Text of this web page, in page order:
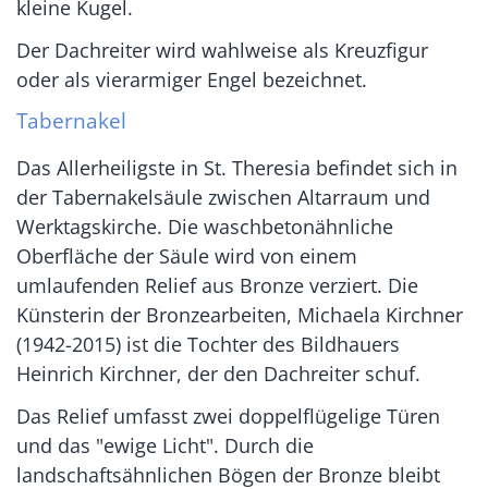
kleine Kugel.
Der Dachreiter wird wahlweise als Kreuzfigur
oder als vierarmiger Engel bezeichnet.
Tabernakel
Das Allerheiligste in St. Theresia befindet sich in
der Tabernakelsäule zwischen Altarraum und
Werktagskirche. Die waschbetonähnliche
Oberfläche der Säule wird von einem
umlaufenden Relief aus Bronze verziert. Die
Künsterin der Bronzearbeiten, Michaela Kirchner
(1942-2015) ist die Tochter des Bildhauers
Heinrich Kirchner, der den Dachreiter schuf.
Das Relief umfasst zwei doppelflügelige Türen
und das "ewige Licht". Durch die
landschaftsähnlichen Bögen der Bronze bleibt